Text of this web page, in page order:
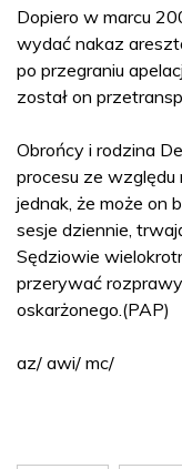
Dopiero w marcu
wydać nakaz
po przegraniu
został on
Obrońcy i rodzina
procesu ze względu
jednak, że może on
sesje dziennie,
Sędziowie
przerywać
oskarżonego.(PAP)
az/ awi/ mc/